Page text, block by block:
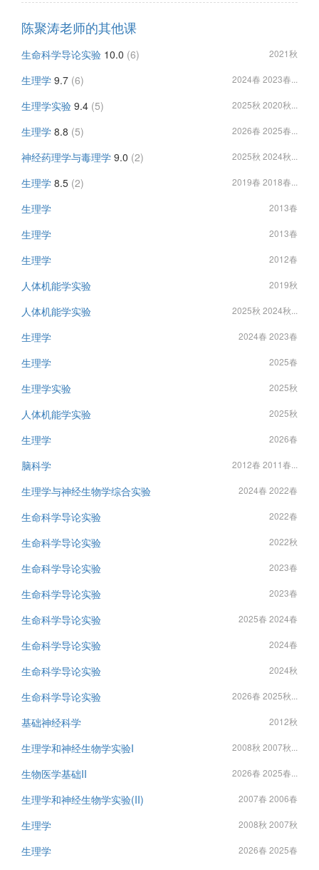
陈聚涛老师的其他课
生命科学导论实验 10.0 (6) 2021秋
生理学 9.7 (6) 2024春 2023春...
生理学实验 9.4 (5) 2025秋 2020秋...
生理学 8.8 (5) 2026春 2025春...
神经药理学与毒理学 9.0 (2) 2025秋 2024秋...
生理学 8.5 (2) 2019春 2018春...
生理学 2013春
生理学 2013春
生理学 2012春
人体机能学实验 2019秋
人体机能学实验 2025秋 2024秋...
生理学 2024春 2023春
生理学 2025春
生理学实验 2025秋
人体机能学实验 2025秋
生理学 2026春
脑科学 2012春 2011春...
生理学与神经生物学综合实验 2024春 2022春
生命科学导论实验 2022春
生命科学导论实验 2022秋
生命科学导论实验 2023春
生命科学导论实验 2023春
生命科学导论实验 2025春 2024春
生命科学导论实验 2024春
生命科学导论实验 2024秋
生命科学导论实验 2026春 2025秋...
基础神经科学 2012秋
生理学和神经生物学实验I 2008秋 2007秋...
生物医学基础II 2026春 2025春...
生理学和神经生物学实验(II) 2007春 2006春
生理学 2008秋 2007秋
生理学 2026春 2025春